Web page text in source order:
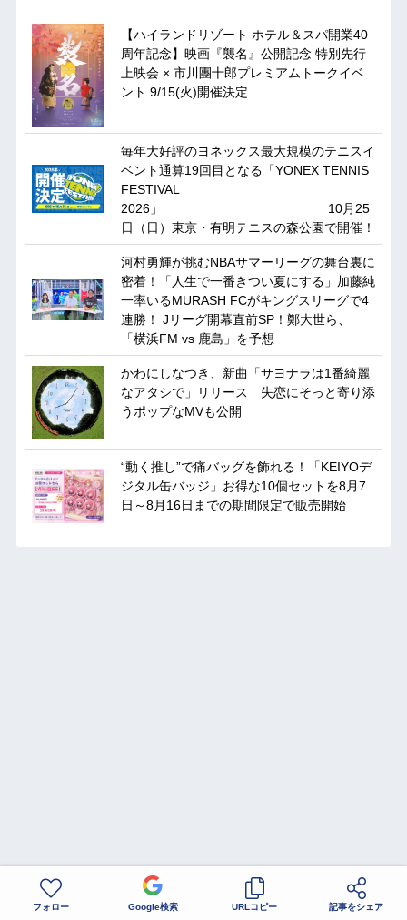
【ハイランドリゾート ホテル＆スパ開業40
周年記念】映画『襲名』公開記念 特別先行
上映会 × 市川團十郎プレミアムトークイベ
ント 9/15(火)開催決定
毎年大好評のヨネックス最大規模のテニスイ
ベント通算19回目となる「YONEX TENNIS
FESTIVAL
2026」 10月25
日（日）東京・有明テニスの森公園で開催！
河村勇輝が挑むNBAサマーリーグの舞台裏に
密着！「人生で一番きつい夏にする」加藤純
一率いるMURASH FCがキングスリーグで4
連勝！ Jリーグ開幕直前SP！鄭大世ら、
「横浜FM vs 鹿島」を予想
かわにしなつき、新曲「サヨナラは1番綺麗
なアタシで」リリース 失恋にそっと寄り添
うポップなMVも公開
“動く推し”で痛バッグを飾れる！「KEIYOデ
ジタル缶バッジ」お得な10個セットを8月7
日～8月16日までの期間限定で販売開始
フォロー Google検索 URLコピー 記事をシェア